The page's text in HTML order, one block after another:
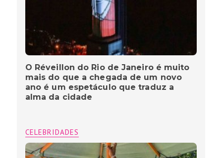
O Réveillon do Rio de Janeiro é muito
mais do que a chegada de um novo
ano é um espetáculo que traduz a
alma da cidade
CELEBRIDADES